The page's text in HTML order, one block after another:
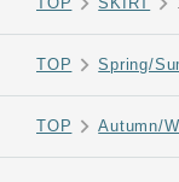
TOP Spring/
TOP Autumn/